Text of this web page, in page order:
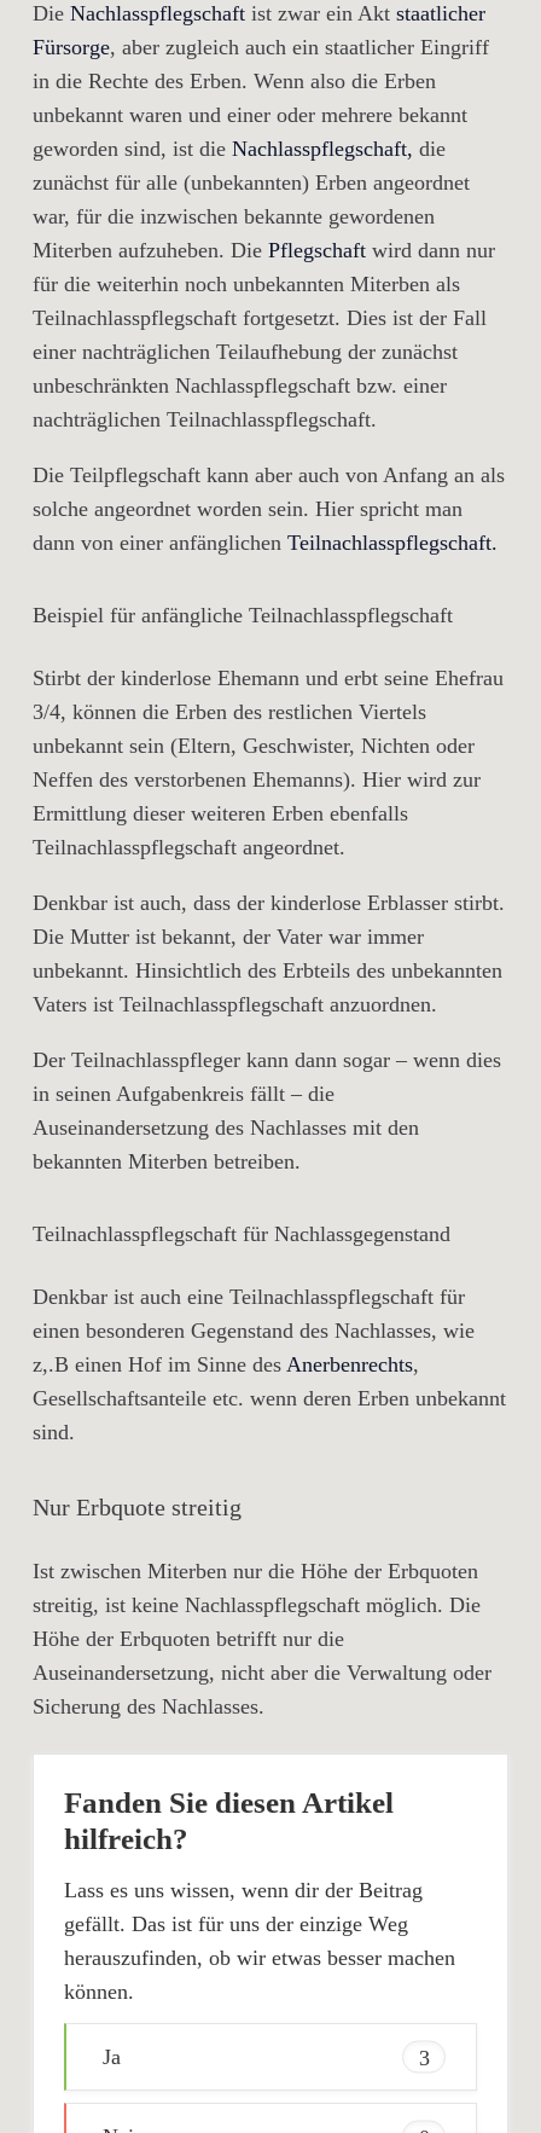
Die Nachlasspflegschaft ist zwar ein Akt staatlicher
Fürsorge, aber zugleich auch ein staatlicher Eingriff
in die Rechte des Erben. Wenn also die Erben
unbekannt waren und einer oder mehrere bekannt
geworden sind, ist die Nachlasspflegschaft, die
zunächst für alle (unbekannten) Erben angeordnet
war, für die inzwischen bekannte gewordenen
Miterben aufzuheben. Die Pflegschaft wird dann nur
für die weiterhin noch unbekannten Miterben als
Teilnachlasspflegschaft fortgesetzt. Dies ist der Fall
einer nachträglichen Teilaufhebung der zunächst
unbeschränkten Nachlasspflegschaft bzw. einer
nachträglichen Teilnachlasspflegschaft.
Die Teilpflegschaft kann aber auch von Anfang an als
solche angeordnet worden sein. Hier spricht man
dann von einer anfänglichen Teilnachlasspflegschaft.
Beispiel für anfängliche Teilnachlasspflegschaft
Stirbt der kinderlose Ehemann und erbt seine Ehefrau
3/4, können die Erben des restlichen Viertels
unbekannt sein (Eltern, Geschwister, Nichten oder
Neffen des verstorbenen Ehemanns). Hier wird zur
Ermittlung dieser weiteren Erben ebenfalls
Teilnachlasspflegschaft angeordnet.
Denkbar ist auch, dass der kinderlose Erblasser stirbt.
Die Mutter ist bekannt, der Vater war immer
unbekannt. Hinsichtlich des Erbteils des unbekannten
Vaters ist Teilnachlasspflegschaft anzuordnen.
Der Teilnachlasspfleger kann dann sogar – wenn dies
in seinen Aufgabenkreis fällt – die
Auseinandersetzung des Nachlasses mit den
bekannten Miterben betreiben.
Teilnachlasspflegschaft für Nachlassgegenstand
Denkbar ist auch eine Teilnachlasspflegschaft für
einen besonderen Gegenstand des Nachlasses, wie
z,.B einen Hof im Sinne des Anerbenrechts,
Gesellschaftsanteile etc. wenn deren Erben unbekannt
sind.
Nur Erbquote streitig
Ist zwischen Miterben nur die Höhe der Erbquoten
streitig, ist keine Nachlasspflegschaft möglich. Die
Höhe der Erbquoten betrifft nur die
Auseinandersetzung, nicht aber die Verwaltung oder
Sicherung des Nachlasses.
Fanden Sie diesen Artikel
hilfreich?
Lass es uns wissen, wenn dir der Beitrag
gefällt. Das ist für uns der einzige Weg
herauszufinden, ob wir etwas besser machen
können.
Ja 3